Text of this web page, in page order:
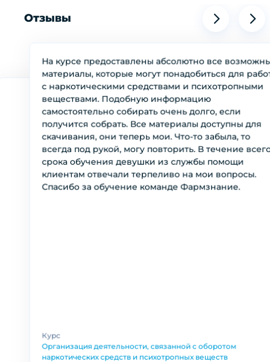
Отзывы
Летова Марина Олеговна
Заведующий(ая) аптекой
Высшее фармацевтическое
На курсе предоставлены абсолютно все
материалы, которые могут понадобиться для
с наркотическими средствами и психотропными
веществами. Подобную информацию
самостоятельно собирать очень долго, если
получится собрать. Все материалы доступны для
скачивания, они теперь мои. Что-то забыла, то
всегда под рукой, могу повторить. В течение
срока обучения девушки из службы помощи
клиентам отвечали терпеливо на мои вопросы.
Спасибо за обучение команде Фармзнание.
Курс
Организация деятельности, связанной с оборотом
наркотических средств и психотропных веществ
Работник первого стола
Высшее фармацевтическое